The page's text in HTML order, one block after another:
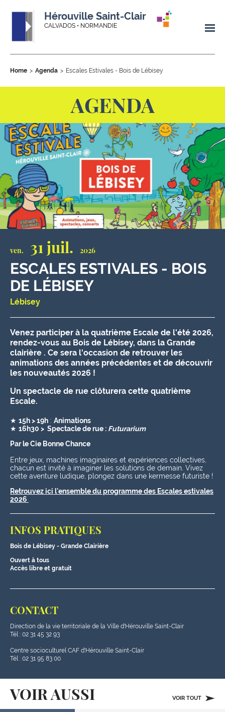
Hérouville Saint-Clair
CALVADOS • NORMANDIE
Home Agenda Escales Estivales - Bois de Lébisey
AGENDA
ven. 31 juil. 2026
ESCALES ESTIVALES - BOIS
DE LÉBISEY
Lébisey
Venez participer à la quatrième Escale de l'été 2026,
rendez-vous au Bois de Lébisey, dans la Grande
clairière . Ce sera l'occasion de retrouver les
animations des années précédentes et de découvrir
les nouveautés 2026 !
Un spectacle de rue clôturera cette quatrième
Escale.
★ 15h > 19h : Animations
★ 16h30 > Spectacle de rue : Futurarium
Par le Cie Bonne Chance
Entre jeux, machines imaginaires et expériences collectives,
chacun est invité à imaginer les solutions de demain. Vivez
cette aventure ludique, plongez dans une kermesse futuriste !
Retrouvez ici l'ensemble du programme des Escales estivales
2026
INFOS PRATIQUES
Bois de Lébisey - Grande Clairière
Ouvert à tous
Accès libre et gratuit
CONTACT
Direction de la vie territoriale de la Ville d'Hérouville Saint-Clair
Tél : 02 31 45 32 93
Centre socioculturel CAF d'Hérouville Saint-Clair
Tél : 02 31 95 83 00
VOIR AUSSI VOIR TOUT